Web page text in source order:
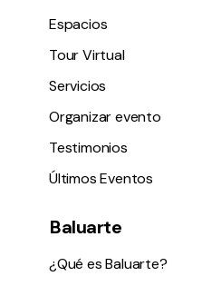
Espacios
Tour Virtual
Servicios
Organizar evento
Testimonios
Últimos Eventos
Baluarte
¿Qué es Baluarte?